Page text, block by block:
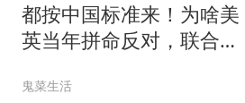
都按中国标准来！为啥美
英当年拼命反对，联合国
鬼菜生活